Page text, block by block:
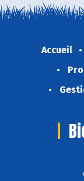
Accueil